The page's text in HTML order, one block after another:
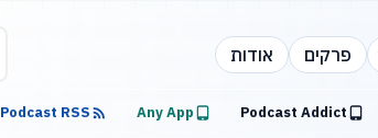
פרקים אודות
Podcast Addict
Any App
Podcast RSS